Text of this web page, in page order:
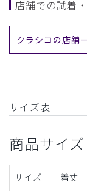
店舗での試着
クラシコの店舗
サイズ表
商品サイズ
サイズ 着丈